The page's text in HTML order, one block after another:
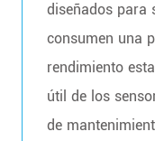
diseñados para
consumen una
rendimiento
útil de los
de